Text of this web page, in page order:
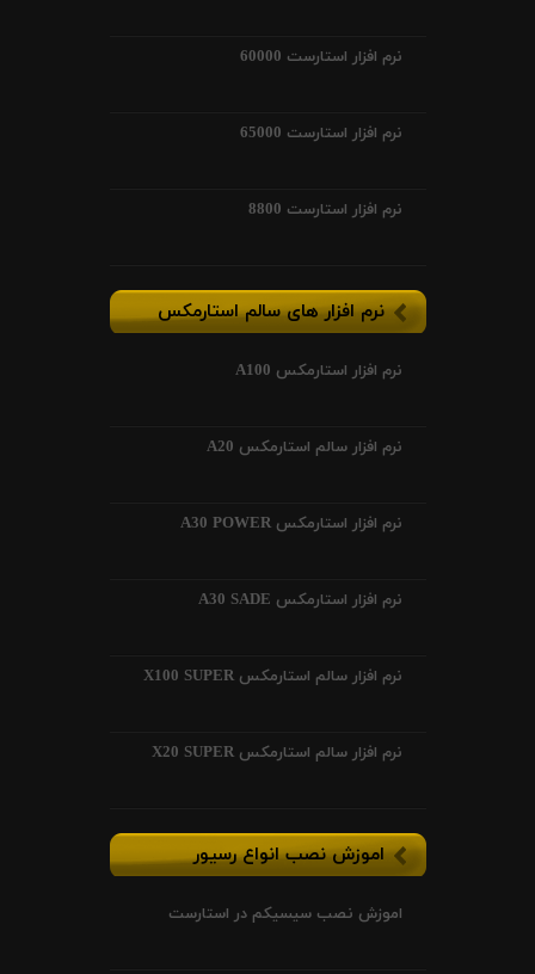
نرم افزار استارست 60000
نرم افزار استارست 65000
نرم افزار استارست 8800
نرم افزار های سالم استارمکس
نرم افزار استارمکس A100
نرم افزار سالم استارمکس A20
نرم افزار استارمکس A30 POWER
نرم افزار استارمکس A30 SADE
نرم افزار سالم استارمکس X100 SUPER
نرم افزار سالم استارمکس X20 SUPER
اموزش نصب انواع رسیور
اموزش نصب سیسیکم در استارست